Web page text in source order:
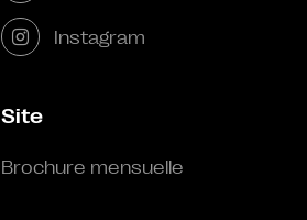
Instagram
Site
Brochure mensuelle